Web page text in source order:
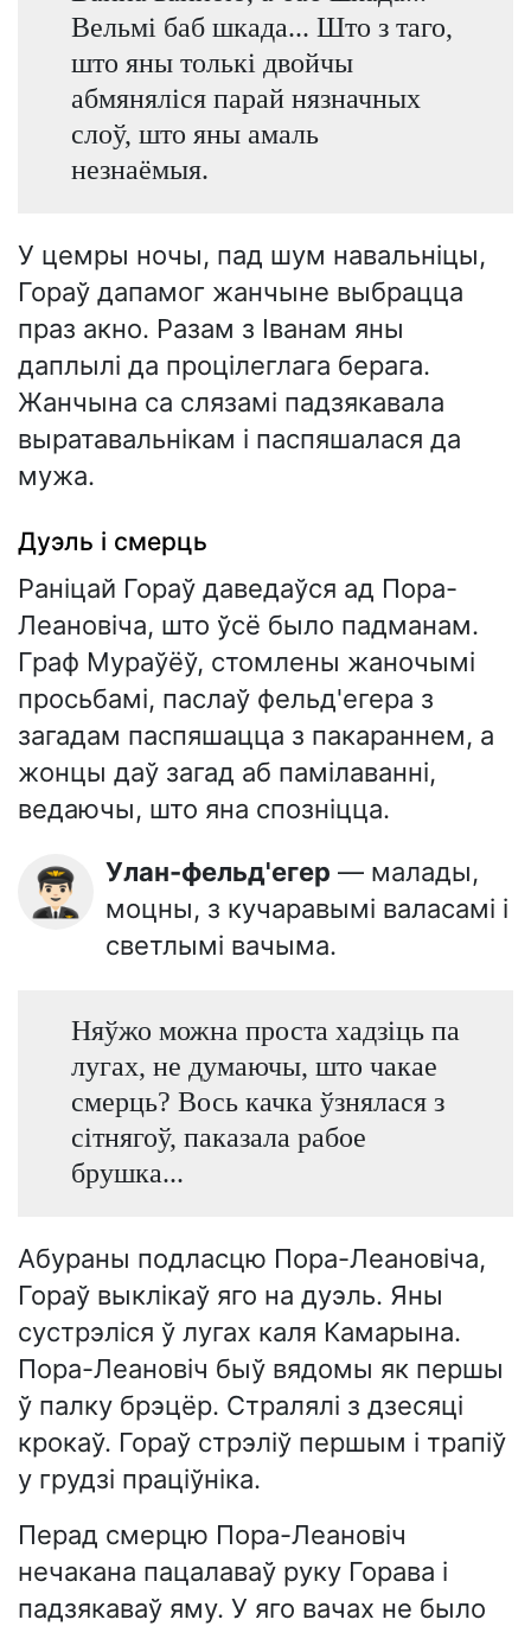
Вельмі баб шкада... Што з таго,
што яны толькі двойчы
абмяняліся парай нязначных
слоў, што яны амаль
незнаёмыя.
У цемры ночы, пад шум навальніцы,
Гораў дапамог жанчыне выбрацца
праз акно. Разам з Іванам яны
даплылі да процілеглага берага.
Жанчына са слязамі падзякавала
выратавальнікам і паспяшалася да
мужа.
Дуэль і смерць
Раніцай Гораў даведаўся ад Пора-
Леановіча, што ўсё было падманам.
Граф Мураўёў, стомлены жаночымі
просьбамі, паслаў фельд'егера з
загадам паспяшацца з пакараннем, а
жонцы даў загад аб памілаванні,
ведаючы, што яна спозніцца.
👨🏻‍✈️ Улан-фельд'егер — малады,
моцны, з кучаравымі валасамі і
светлымі вачыма.
Няўжо можна проста хадзіць па
лугах, не думаючы, што чакае
смерць? Вось качка ўзнялася з
сітнягоў, паказала рабое
брушка...
Абураны подласцю Пора-Леановіча,
Гораў выклікаў яго на дуэль. Яны
сустрэліся ў лугах каля Камарына.
Пора-Леановіч быў вядомы як першы
ў палку брэцёр. Стралялі з дзесяці
крокаў. Гораў стрэліў першым і трапіў
у грудзі праціўніка.
Перад смерцю Пора-Леановіч
нечакана пацалаваў руку Горава і
падзякаваў яму. У яго вачах не было